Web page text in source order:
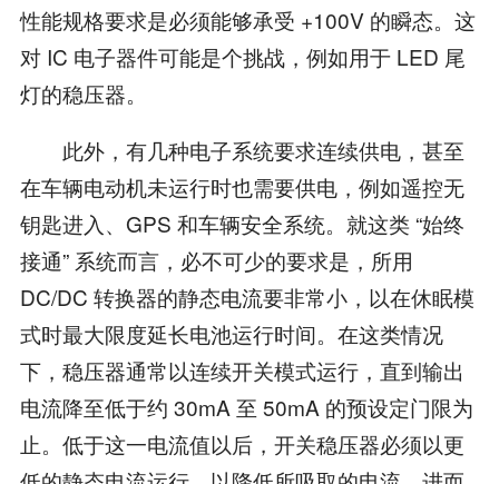
性能规格要求是必须能够承受 +100V 的瞬态。这
对 IC 电子器件可能是个挑战，例如用于 LED 尾
灯的稳压器。
此外，有几种电子系统要求连续供电，甚至
在车辆电动机未运行时也需要供电，例如遥控无
钥匙进入、GPS 和车辆安全系统。就这类 “始终
接通” 系统而言，必不可少的要求是，所用
DC/DC 转换器的静态电流要非常小，以在休眠模
式时最大限度延长电池运行时间。在这类情况
下，稳压器通常以连续开关模式运行，直到输出
电流降至低于约 30mA 至 50mA 的预设定门限为
止。低于这一电流值以后，开关稳压器必须以更